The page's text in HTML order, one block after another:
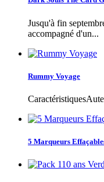
Jusqu'à fin
accompagné d'un...
Rummy Voyage
5 Marqueurs